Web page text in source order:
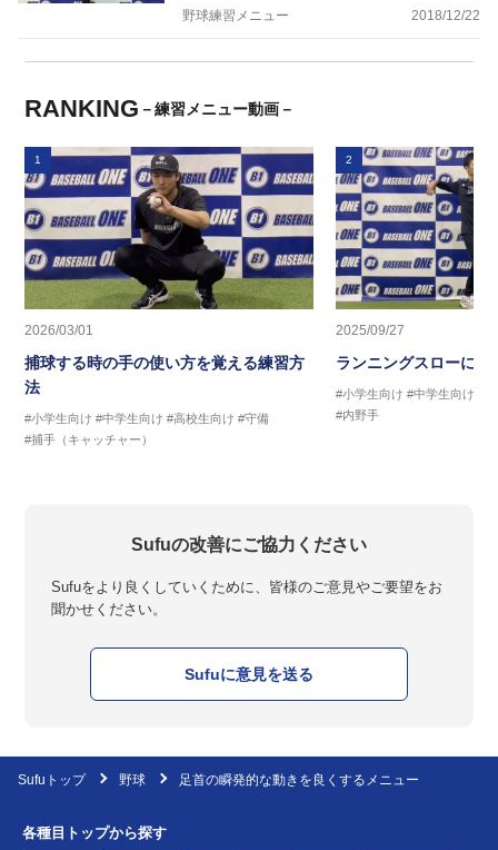
野球練習メニュー 2018/12/22
RANKING －練習メニュー動画－
1
2026/03/01
捕球する時の手の使い方を覚える練習方
法
#小学生向け #中学生向け #高校生向け #守備
#捕手（キャッチャー）
2
2025/09/27
ランニングスローに繋
#小学生向け #中学生向け
#内野手
Sufuの改善にご協力ください
Sufuをより良くしていくために、皆様のご意見やご要望をお
聞かせください。
Sufuに意見を送る
Sufuトップ 野球 足首の瞬発的な動きを良くするメニュー
各種目トップから探す